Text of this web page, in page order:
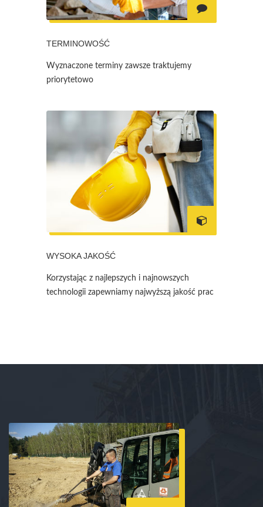
TERMINOWOŚĆ
Wyznaczone terminy zawsze traktujemy
priorytetowo
WYSOKA JAKOŚĆ
Korzystając z najlepszych i najnowszych
technologii zapewniamy najwyższą jakość prac